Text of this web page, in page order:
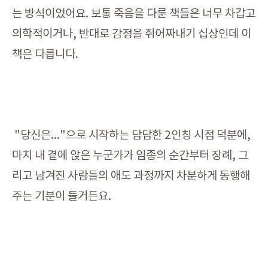
는 방식이었어요. 보통 죽음을 다룬 책들은 너무 차갑고
의학적이거나, 반대로 감정을 쥐어짜내기 십상인데 이
책은 다릅니다.
"당신은..."으로 시작하는 담담한 2인칭 시점 덕분에,
마치 내 곁에 앉은 누군가가 임종의 순간부터 장례, 그
리고 남겨진 사람들의 애도 과정까지 차분하게 동행해
주는 기분이 들거든요.